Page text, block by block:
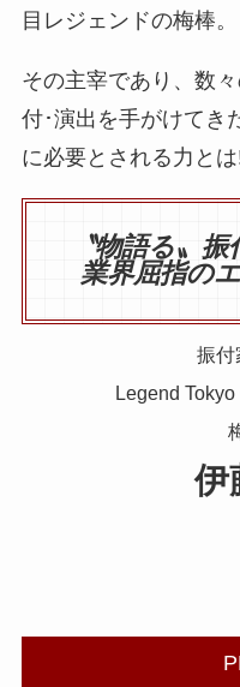
目レジェンドの梅棒。
その主宰であり、数
付･演出を手がけてき
に必要とされる力と
〝物語る〟
業界屈指の
振付
Legend
伊